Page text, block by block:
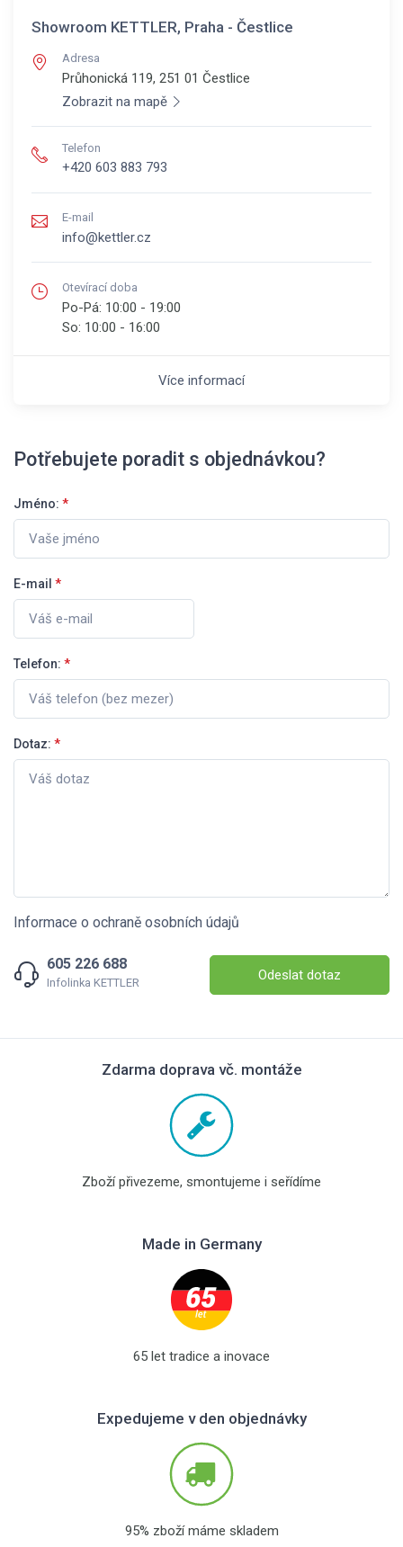
Showroom KETTLER, Praha - Čestlice
Adresa
Průhonická 119, 251 01 Čestlice
Zobrazit na mapě
Telefon
+420 603 883 793
E-mail
info@kettler.cz
Otevírací doba
Po-Pá: 10:00 - 19:00
So: 10:00 - 16:00
Více informací
Potřebujete poradit s objednávkou?
Jméno: *
E-mail *
Telefon: *
Dotaz: *
Informace o ochraně osobních údajů
605 226 688
Infolinka KETTLER Odeslat dotaz
Zdarma doprava vč. montáže
Zboží přivezeme, smontujeme i seřídíme
Made in Germany
65 let tradice a inovace
Expedujeme v den objednávky
95% zboží máme skladem